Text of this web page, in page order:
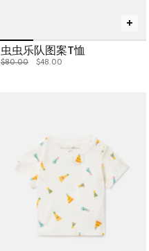
虫虫乐队图案T恤
价格从
$80.00下降至
$48.00